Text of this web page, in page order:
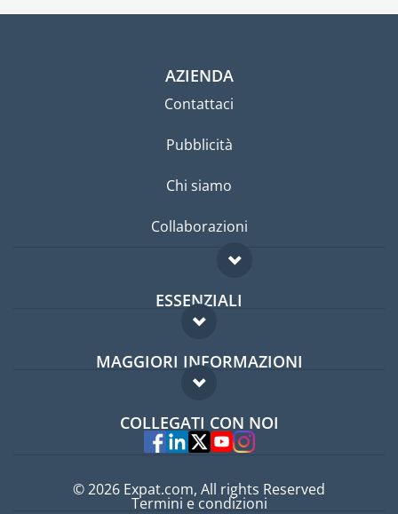
AZIENDA
Contattaci
Pubblicità
Chi siamo
Collaborazioni
ESSENZIALI
Forum per expat
Guida per expat
MAGGIORI INFORMAZIONI
Domande frequenti
Esperti
COLLEGATI CON NOI
© 2026 Expat.com, All rights Reserved
Termini e condizioni